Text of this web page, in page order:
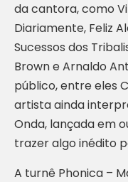
da cantora, como
Diariamente, Feliz
Sucessos dos
Brown e Arnaldo
público, entre eles
artista ainda
Onda, lançada em
trazer algo inédito
A turnê Phonica –